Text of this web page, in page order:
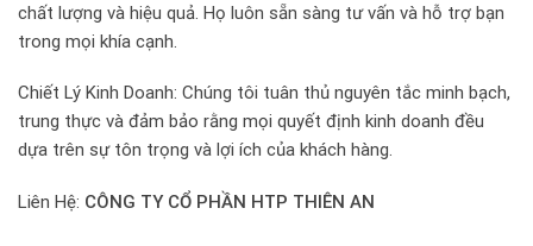
chất lượng và hiệu quả. Họ luôn sẵn sàng tư vấn và hỗ trợ bạn
trong mọi khía cạnh.
Chiết Lý Kinh Doanh: Chúng tôi tuân thủ nguyên tắc minh bạch,
trung thực và đảm bảo rằng mọi quyết định kinh doanh đều
dựa trên sự tôn trọng và lợi ích của khách hàng.
Liên Hệ: CÔNG TY CỔ PHẦN HTP THIÊN AN